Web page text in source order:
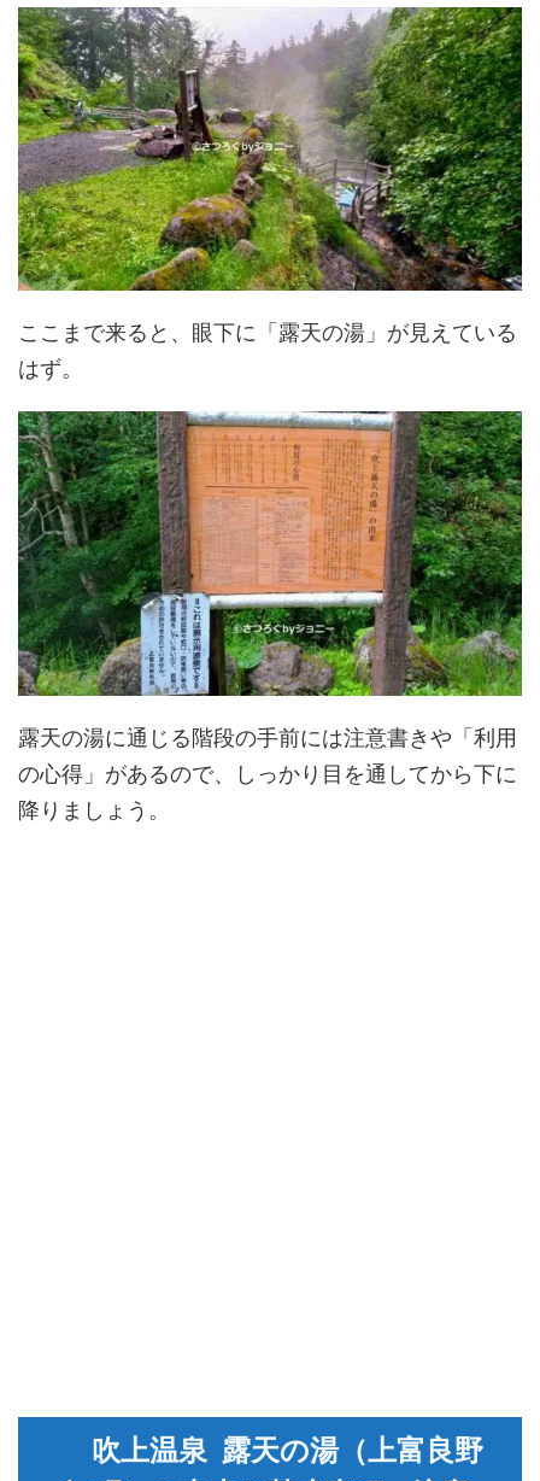
ここまで来ると、眼下に「露天の湯」が見えている
はず。
露天の湯に通じる階段の手前には注意書きや「利用
の心得」があるので、しっかり目を通してから下に
降りましょう。
吹上温泉 露天の湯（上富良野